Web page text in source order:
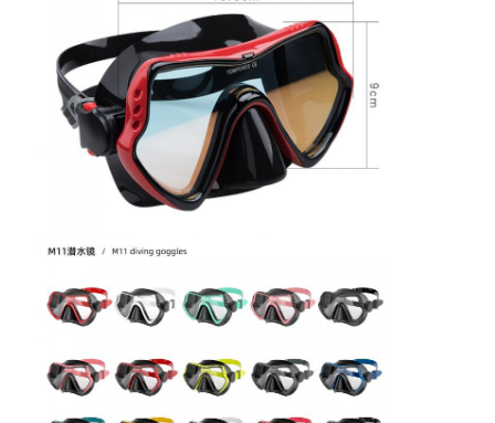
Para casa